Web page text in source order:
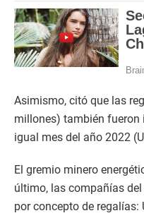
Asimismo, citó que las
millones) también fueron
igual mes del año 2022
El gremio minero
último, las compañías
por concepto de